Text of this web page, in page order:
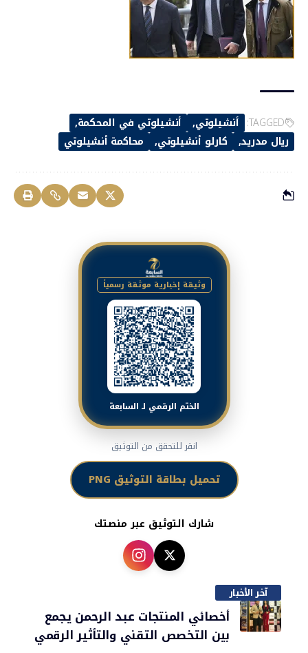
TAGGED: أنشيلوتي
أنشيلوتي في المحكمة
ريال مدريد
كارلو أنشيلوتي محاكمة أنشيلوتي
وثيقة إخبارية موثقة رسمياً
الختم الرقمي لـ السابعة
انقر للتحقق من التوثيق
تحميل بطاقة التوثيق PNG
شارك التوثيق عبر منصتك
آخر الأخبار
أخصائي المنتجات عبد الرحمن يجمع
بين التخصص التقني والتأثير الرقمي